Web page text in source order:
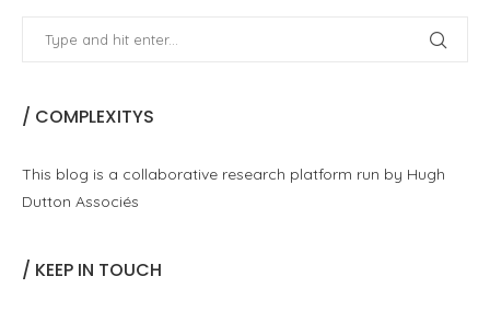
/ COMPLEXITYS
This blog is a collaborative research platform run by Hugh
Dutton Associés
/ KEEP IN TOUCH